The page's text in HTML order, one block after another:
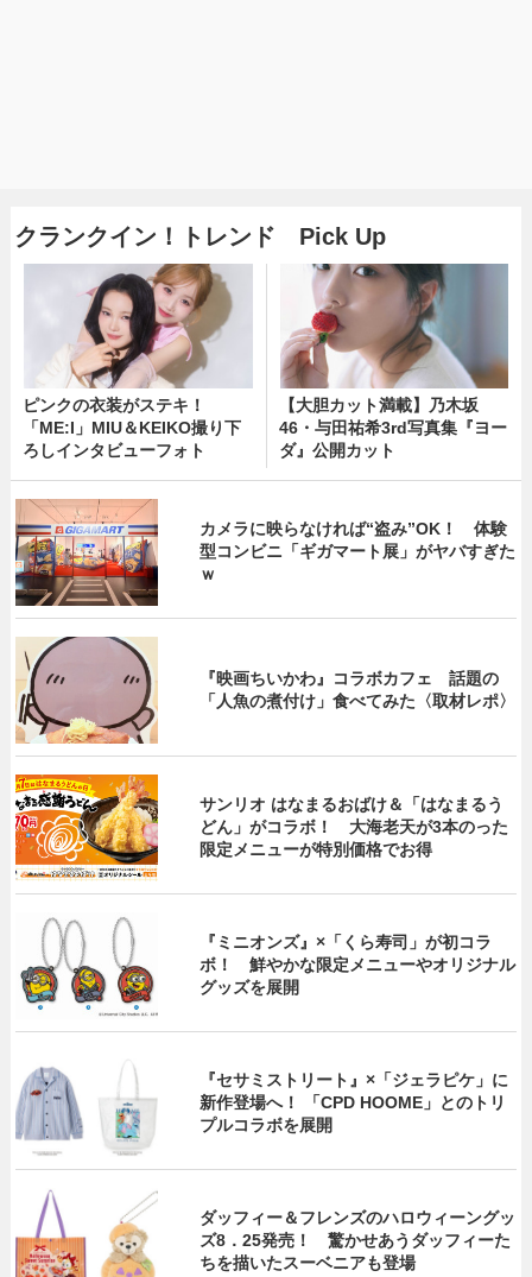
クランクイン！トレンド Pick Up
ピンクの衣装がステキ！
「ME:I」MIU＆KEIKO撮り下
ろしインタビューフォト
【大胆カット満載】乃木坂
46・与田祐希3rd写真集『ヨー
ダ』公開カット
カメラに映らなければ“盗み”OK！ 体験
型コンビニ「ギガマート展」がヤバすぎた
ｗ
『映画ちいかわ』コラボカフェ 話題の
「人魚の煮付け」食べてみた〈取材レポ〉
サンリオ はなまるおばけ＆「はなまるう
どん」がコラボ！ 大海老天が3本のった
限定メニューが特別価格でお得
『ミニオンズ』×「くら寿司」が初コラ
ボ！ 鮮やかな限定メニューやオリジナル
グッズを展開
『セサミストリート』×「ジェラピケ」に
新作登場へ！ 「CPD HOOME」とのトリ
プルコラボを展開
ダッフィー＆フレンズのハロウィーングッ
ズ8．25発売！ 驚かせあうダッフィーた
ちを描いたスーベニアも登場